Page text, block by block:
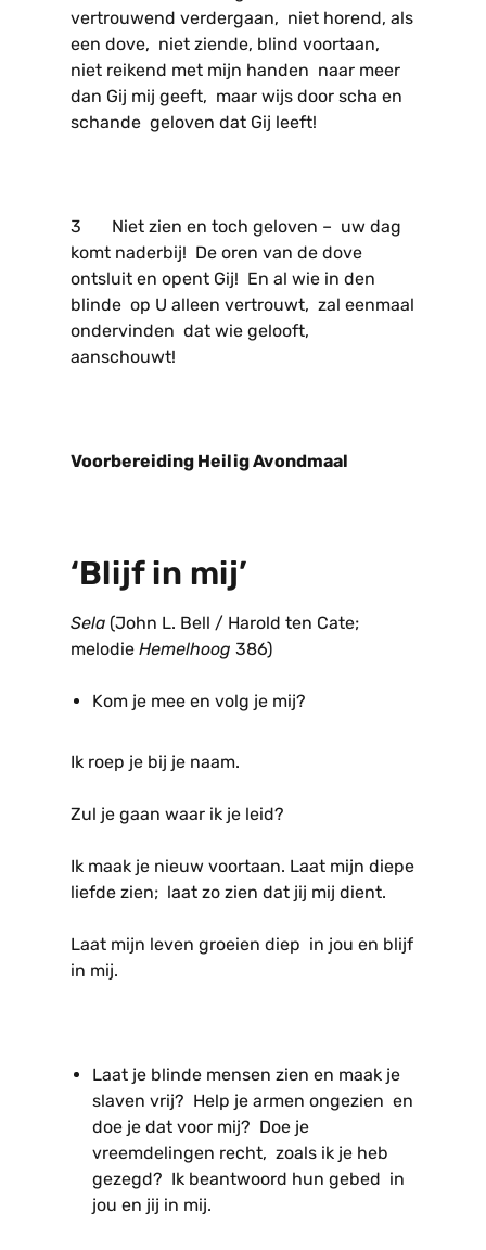
vertrouwend verdergaan, niet horend, als
een dove, niet ziende, blind voortaan,
niet reikend met mijn handen naar meer
dan Gij mij geeft, maar wijs door scha en
schande geloven dat Gij leeft!
3 Niet zien en toch geloven – uw dag
komt naderbij! De oren van de dove
ontsluit en opent Gij! En al wie in den
blinde op U alleen vertrouwt, zal eenmaal
ondervinden dat wie gelooft,
aanschouwt!
Voorbereiding Heilig Avondmaal
‘Blijf in mij’
Sela (John L. Bell / Harold ten Cate;
melodie Hemelhoog 386)
Kom je mee en volg je mij?
Ik roep je bij je naam.
Zul je gaan waar ik je leid?
Ik maak je nieuw voortaan. Laat mijn diepe
liefde zien; laat zo zien dat jij mij dient.
Laat mijn leven groeien diep in jou en blijf
in mij.
Laat je blinde mensen zien en maak je
slaven vrij? Help je armen ongezien en
doe je dat voor mij? Doe je
vreemdelingen recht, zoals ik je heb
gezegd? Ik beantwoord hun gebed in
jou en jij in mij.